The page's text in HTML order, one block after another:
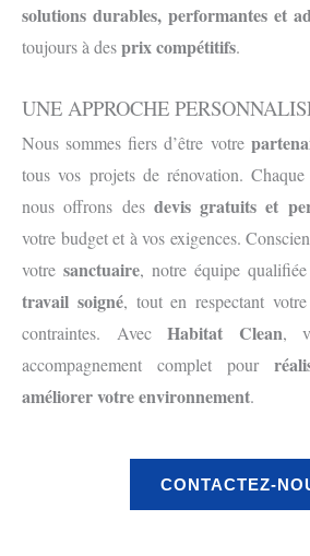
solutions durables, performantes et
toujours à desprix compétitifs.
UNE APPROCHE
Nous sommes fiers d’être votre
tous vos projets de rénovation.
nous offrons des devis gratuits et
votre budget et à vos exigences.
votre sanctuaire, notre équipe
travail soigné, tout en respectant
contraintes. Avec Habitat Clean,
accompagnement complet pour
améliorer votre environnement.
CONTACTEZ-